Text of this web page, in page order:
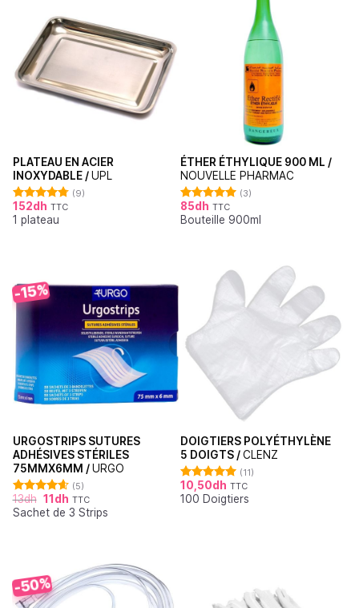
PLATEAU EN ACIER
INOXYDABLE /UPL
Note4.78
sur 5
(9)
152dh TTC
1 plateau
ÉTHER ÉTHYLIQUE 900 ML /
NOUVELLE PHARMAC
Note5.00
sur 5
(3)
85dh TTC
Bouteille 900ml
-15%
URGOSTRIPS SUTURES
ADHÉSIVES STÉRILES
75MMX6MM /URGO
Note
4.60
sur 5
(5)
13dh 11 dh TTC
Sachet de 3 Strips
DOIGTIERS POLYÉTHYLÈNE
5 DOIGTS /CLENZ
Note5.00
sur 5
(11)
10,50dh TTC
100 Doigtiers
-50%